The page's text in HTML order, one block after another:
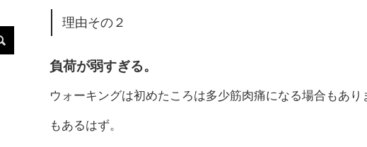
理由その２
負荷が弱すぎる。
ウォーキングは初めたころは多少筋肉痛になる場合もあ
もあるはず。